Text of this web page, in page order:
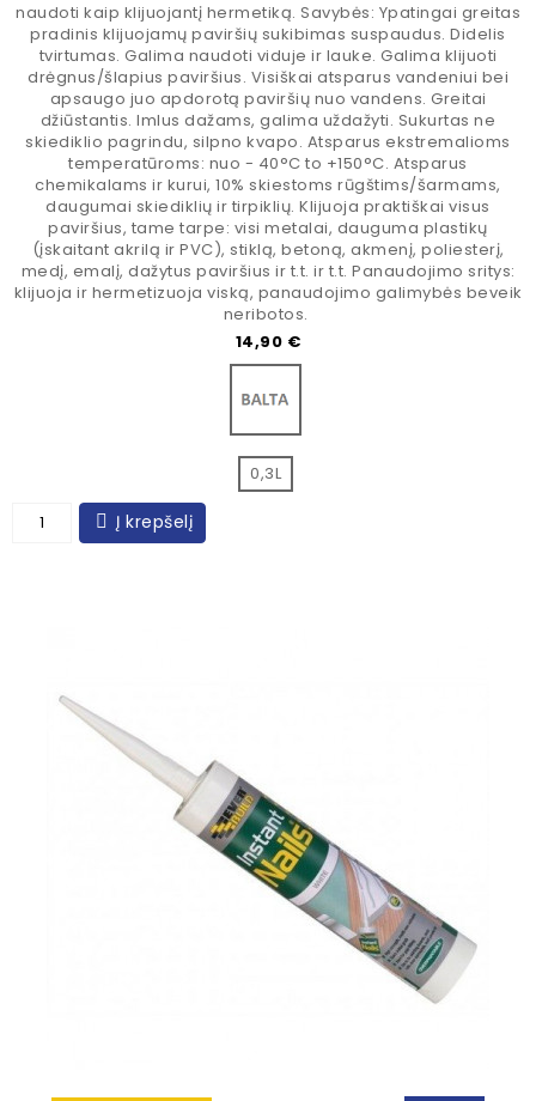
naudoti kaip klijuojantį hermetiką. Savybės: Ypatingai greitas
pradinis klijuojamų paviršių sukibimas suspaudus. Didelis
tvirtumas. Galima naudoti viduje ir lauke. Galima klijuoti
drėgnus/šlapius paviršius. Visiškai atsparus vandeniui bei
apsaugo juo apdorotą paviršių nuo vandens. Greitai
džiūstantis. Imlus dažams, galima uždažyti. Sukurtas ne
skiediklio pagrindu, silpno kvapo. Atsparus ekstremalioms
temperatūroms: nuo - 40°C to +150°C. Atsparus
chemikalams ir kurui, 10% skiestoms rūgštims/šarmams,
daugumai skiediklių ir tirpiklių. Klijuoja praktiškai visus
paviršius, tame tarpe: visi metalai, dauguma plastikų
(įskaitant akrilą ir PVC), stiklą, betoną, akmenį, poliesterį,
medį, emalį, dažytus paviršius ir t.t. ir t.t. Panaudojimo sritys:
klijuoja ir hermetizuoja viską, panaudojimo galimybės beveik
neribotos.
Kaina
14,90 €
0,3L
Į krepšelį